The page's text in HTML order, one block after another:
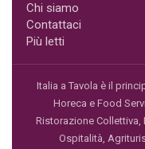
Chi siamo
Contattaci
Più letti
Italia a Tavola è il
Horeca e Food
Ristorazione Collettiva,
Ospitalità,